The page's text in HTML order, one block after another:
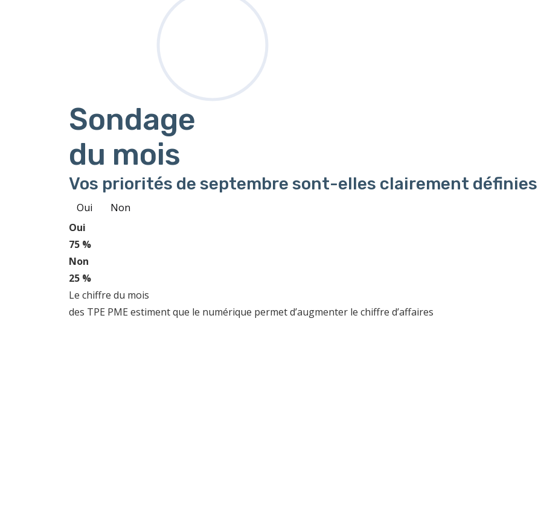
Sondage
du mois
Vos priorités de septembre sont-elles clairement définies
Oui
Non
Oui
75 %
Non
25 %
Le chiffre du mois
des TPE PME estiment que le numérique permet d’augmenter le chiffre d’affaires